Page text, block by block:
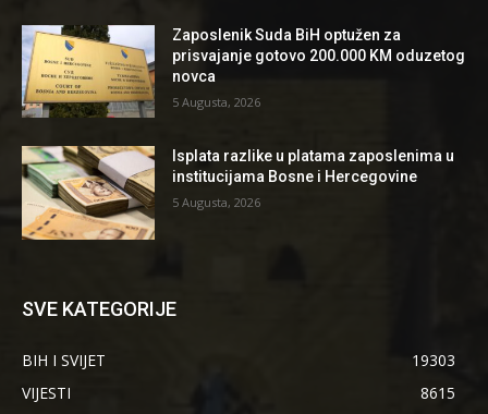
Zaposlenik Suda BiH optužen za
prisvajanje gotovo 200.000 KM oduzetog
novca
5 Augusta, 2026
Isplata razlike u platama zaposlenima u
institucijama Bosne i Hercegovine
5 Augusta, 2026
SVE KATEGORIJE
BIH I SVIJET
19303
VIJESTI
8615